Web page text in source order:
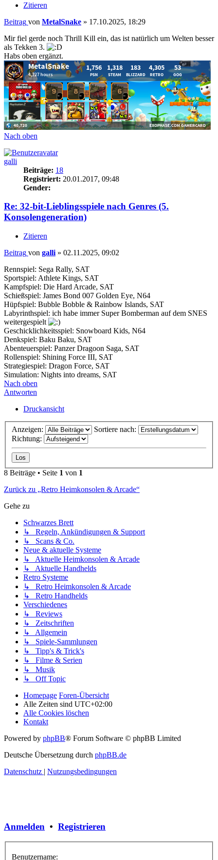
Zitieren
Beitrag von MetalSnake » 17.10.2025, 18:29
Mir fiel gerde noch Thrill Kill ein, das ist natürlich um Welten besser
als Tekken 3.
Habs oben ergänzt.
Nach oben
galli
Beiträge: 18
Registriert: 20.01.2017, 09:48
Gender:
Re: 32-bit-Lieblingsspiele nach Genres (5.
Konsolengeneration)
Zitieren
Beitrag von galli » 02.11.2025, 09:02
Rennspiel: Sega Rally, SAT
Sportspiel: Athlete Kings, SAT
Kampfspiel: Die Hard Arcade, SAT
Schießspiel: James Bond 007 Golden Eye, N64
Hüpfspiel: Bubble Bobble & Rainbow Islands, SAT
Labyrinthspiel: ich habe immer Super Bomberman auf dem SNES
weitergespielt
Geschicklichkeitsspiel: Snowboard Kids, N64
Denkspiel: Baku Baku, SAT
Abenteuerspiel: Panzer Dragoon Saga, SAT
Rollenspiel: Shining Force III, SAT
Strategiespiel: Dragon Force, SAT
Simulation: Nights into dreams, SAT
Nach oben
Antworten
Druckansicht
Anzeigen:
Sortiere nach:
Richtung:
8 Beiträge • Seite 1 von 1
Zurück zu „Retro Heimkonsolen & Arcade“
Gehe zu
Schwarzes Brett
↳ Regeln, Ankündigungen & Support
↳ Scans & Co.
Neue & aktuelle Systeme
↳ Aktuelle Heimkonsolen & Arcade
↳ Aktuelle Handhelds
Retro Systeme
↳ Retro Heimkonsolen & Arcade
↳ Retro Handhelds
Verschiedenes
↳ Reviews
↳ Zeitschriften
↳ Allgemein
↳ Spiele-Sammlungen
↳ Tipp's & Trick's
↳ Filme & Serien
↳ Musik
↳ Off Topic
Homepage Foren-Übersicht
Alle Zeiten sind UTC+02:00
Alle Cookies löschen
Kontakt
Powered by phpBB® Forum Software © phpBB Limited
Deutsche Übersetzung durch phpBB.de
Datenschutz | Nutzungsbedingungen
Anmelden • Registrieren
Benutzername: